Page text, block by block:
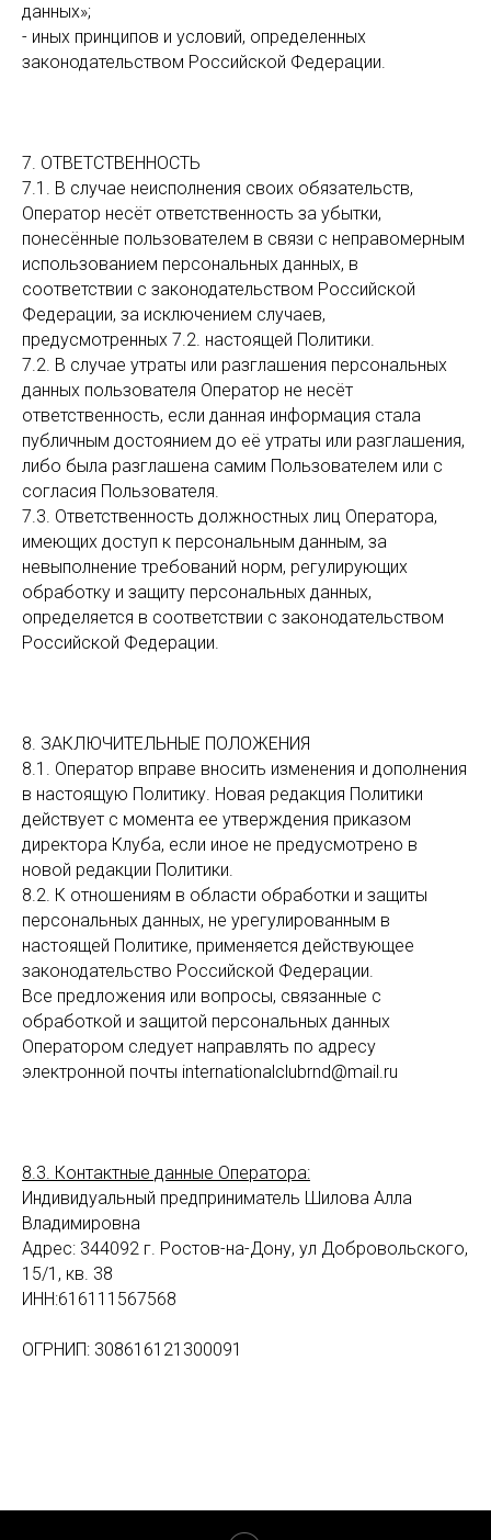
данных»;
- иных принципов и условий, определенных
законодательством Российской Федерации.
7. ОТВЕТСТВЕННОСТЬ
7.1. В случае неисполнения своих обязательств,
Оператор несёт ответственность за убытки,
понесённые пользователем в связи с неправомерным
использованием персональных данных, в
соответствии с законодательством Российской
Федерации, за исключением случаев,
предусмотренных 7.2. настоящей Политики.
7.2. В случае утраты или разглашения персональных
данных пользователя Оператор не несёт
ответственность, если данная информация стала
публичным достоянием до её утраты или разглашения,
либо была разглашена самим Пользователем или с
согласия Пользователя.
7.3. Ответственность должностных лиц Оператора,
имеющих доступ к персональным данным, за
невыполнение требований норм, регулирующих
обработку и защиту персональных данных,
определяется в соответствии с законодательством
Российской Федерации.
8. ЗАКЛЮЧИТЕЛЬНЫЕ ПОЛОЖЕНИЯ
8.1. Оператор вправе вносить изменения и дополнения
в настоящую Политику. Новая редакция Политики
действует с момента ее утверждения приказом
директора Клуба, если иное не предусмотрено в
новой редакции Политики.
8.2. К отношениям в области обработки и защиты
персональных данных, не урегулированным в
настоящей Политике, применяется действующее
законодательство Российской Федерации.
Все предложения или вопросы, связанные с
обработкой и защитой персональных данных
Оператором следует направлять по адресу
электронной почты internationalclubrnd@mail.ru
8.3. Контактные данные Оператора:
Индивидуальный предприниматель Шилова Алла
Владимировна
Адрес: 344092 г. Ростов-на-Дону, ул Добровольского,
15/1, кв. 38
ИНН:616111567568
ОГРНИП: 308616121300091